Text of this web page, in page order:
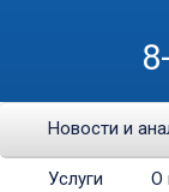
Новости и
Услуги О